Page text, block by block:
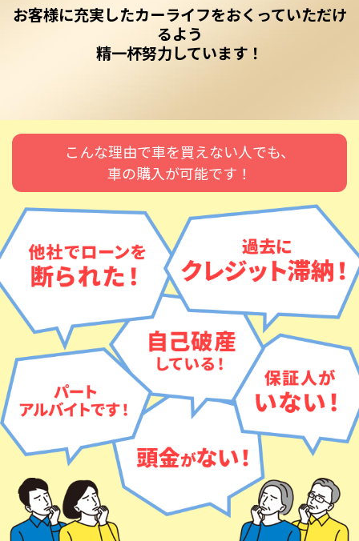
お客様に充実したカーライフをおくっていただけ
るよう
精一杯努力しています！
こんな理由で車を買えない人でも、
車の購入が可能です！